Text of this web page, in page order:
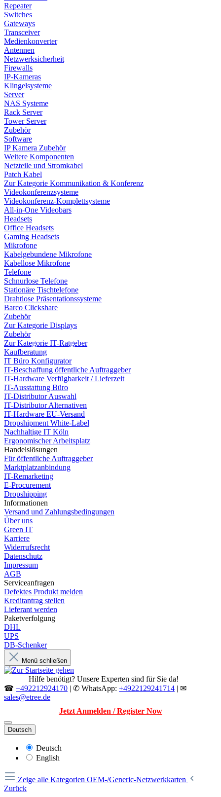
Repeater
Switches
Gateways
Transceiver
Medienkonverter
Antennen
Netzwerksicherheit
Firewalls
IP-Kameras
Klingelsysteme
Server
NAS Systeme
Rack Server
Tower Server
Zubehör
Software
IP Kamera Zubehör
Weitere Komponenten
Netzteile und Stromkabel
Patch Kabel
Zur Kategorie Kommunikation & Konferenz
Videokonferenzsysteme
Videokonferenz-Komplettsysteme
All-in-One Videobars
Headsets
Office Headsets
Gaming Headsets
Mikrofone
Kabelgebundene Mikrofone
Kabellose Mikrofone
Telefone
Schnurlose Telefone
Stationäre Tischtelefone
Drahtlose Präsentationssysteme
Barco Clickshare
Zubehör
Zur Kategorie Displays
Zubehör
Zur Kategorie IT-Ratgeber
Kaufberatung
IT Büro Konfigurator
IT-Beschaffung öffentliche Auftraggeber
IT-Hardware Verfügbarkeit / Lieferzeit
IT-Ausstattung Büro
IT-Distributor Auswahl
IT-Distributor Alternativen
IT-Hardware EU-Versand
Dropshipment White-Label
Nachhaltige IT Köln
Ergonomischer Arbeitsplatz
Handelslösungen
Für öffentliche Auftraggeber
Marktplatzanbindung
IT-Remarketing
E-Procurement
Dropshipping
Informationen
Versand und Zahlungsbedingungen
Über uns
Green IT
Karriere
Widerrufsrecht
Datenschutz
Impressum
AGB
Serviceanfragen
Defektes Produkt melden
Kreditantrag stellen
Lieferant werden
Paketverfolgung
DHL
UPS
DB-Schenker
Menü schließen
Hilfe benötigt? Unsere Experten sind für Sie da!
☎ +492212924170 | ✆ WhatsApp: +4922129241714 | ✉
sales@etree.de
Jetzt Anmelden / Register Now
Deutsch
Deutsch
English
Zeige alle Kategorien OEM-/Generic-Netzwerkkarten
Zurück